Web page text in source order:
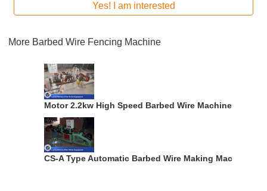
Yes! I am interested
More Barbed Wire Fencing Machine
Motor 2.2kw High Speed Barbed Wire Machine For
CS-A Type Automatic Barbed Wire Making Machine